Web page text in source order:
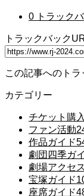
0 トラック
トラックバック
この記事へのトラ
カテゴリー
チケット購入
ファン活動
作品ガイド
劇団四季ガ
劇場アクセス
宝塚ガイド
座席ガイド